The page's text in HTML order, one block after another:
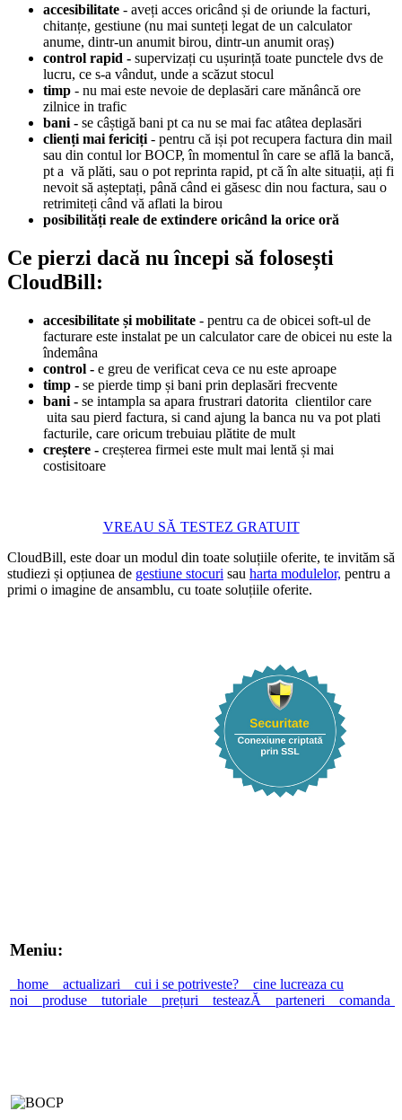
accesibilitate - aveți acces oricând și de oriunde la facturi,
chitanțe, gestiune (nu mai sunteți legat de un calculator
anume, dintr-un anumit birou, dintr-un anumit oraș)
control rapid - supervizați cu ușurință toate punctele dvs de
lucru, ce s-a vândut, unde a scăzut stocul
timp - nu mai este nevoie de deplasări care mănâncă ore
zilnice in trafic
bani - se câștigă bani pt ca nu se mai fac atâtea deplasări
clienți mai fericiți - pentru că iși pot recupera factura din mail
sau din contul lor BOCP, în momentul în care se află la bancă,
pt a vă plăti, sau o pot reprinta rapid, pt că în alte situații, ați fi
nevoit să așteptați, până când ei găsesc din nou factura, sau o
retrimiteți când vă aflati la birou
posibilități reale de extindere oricând la orice oră
Ce pierzi dacă nu începi să folosești
CloudBill:
accesibilitate și mobilitate - pentru ca de obicei soft-ul de
facturare este instalat pe un calculator care de obicei nu este la
îndemâna
control - e greu de verificat ceva ce nu este aproape
timp - se pierde timp și bani prin deplasări frecvente
bani - se intampla sa apara frustrari datorita clientilor care
uita sau pierd factura, si cand ajung la banca nu va pot plati
facturile, care oricum trebuiau plătite de mult
creștere - creșterea firmei este mult mai lentă și mai
costisitoare
VREAU SĂ TESTEZ GRATUIT
CloudBill, este doar un modul din toate soluțiile oferite, te invităm să
studiezi și opțiunea de gestiune stocuri sau harta modulelor, pentru a
primi o imagine de ansamblu, cu toate soluțiile oferite.
Meniu:
home actualizari cui i se potriveste?
cine lucreaza cu
noi
produse tutoriale prețuri testeazĂ parteneri comanda